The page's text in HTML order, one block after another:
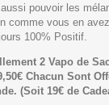
pouvoir les
comme vous en
100% Positif.
2 Vapo de
Chacun Sont
(Soit 19€ de